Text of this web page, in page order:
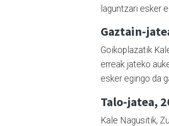
laguntzari esker
Gaztain-
Goikoplazatik
erreak jateko
esker egingo da
Talo-jatea,
Kale Nagusitik,